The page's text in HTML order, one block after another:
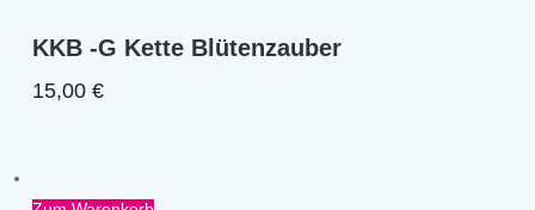
KKB -G Kette Blütenzauber
15,00€